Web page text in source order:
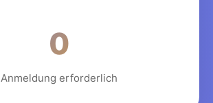
0
Anmeldung erforderlich